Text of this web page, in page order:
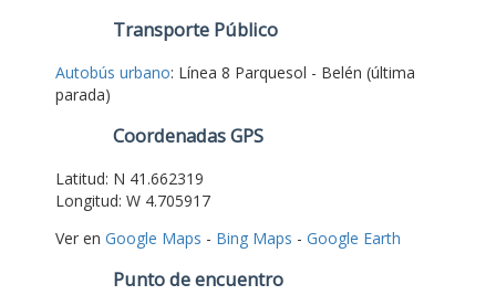
Transporte Público
Autobús urbano: Línea 8 Parquesol - Belén (última
parada)
Coordenadas GPS
Latitud: N 41.662319
Longitud: W 4.705917
Ver en Google Maps - Bing Maps - Google Earth
Punto de encuentro